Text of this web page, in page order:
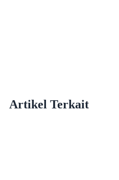
Artikel Terkait